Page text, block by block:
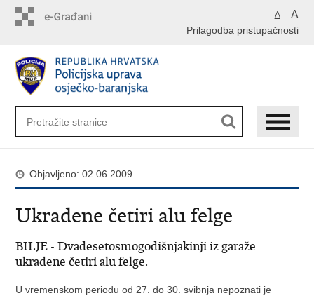
A A
Prilagodba pristupačnosti
Objavljeno: 02.06.2009.
Ukradene četiri alu felge
BILJE - Dvadesetosmogodišnjakinji iz garaže
ukradene četiri alu felge.
U vremenskom periodu od 27. do 30. svibnja nepoznati je